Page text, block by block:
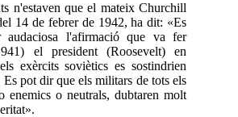
n'estaven que el mateix Churchill
14 de febrer de 1942, ha dit: «Es
audaciosa l'afirmació que va fer
el president (Roosevelt) en
exèrcits soviètics es sostindrien
pot dir que els militars de tots els
enemics o neutrals, dubtaren molt